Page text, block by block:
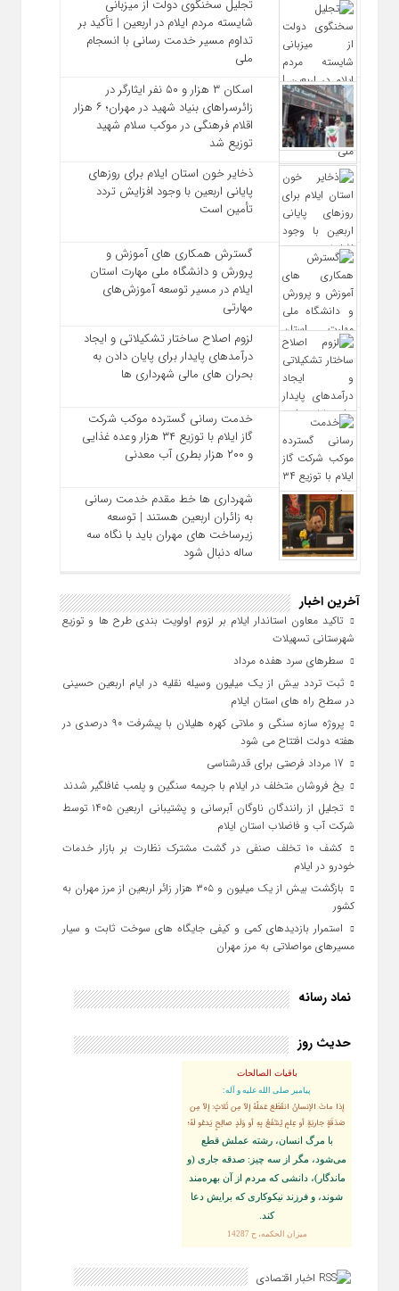
تجلیل سخنگوی دولت از میزبانی
شایسته مردم ایلام در اربعین | تأکید بر
تداوم مسیر خدمت‌ رسانی با انسجام
ملی
اسکان ۳ هزار و ۵۰ نفر ایثارگر در
زائرسراهای بنیاد شهید در مهران؛ ۶ هزار
اقلام فرهنگی در موکب سلام شهید
توزیع شد
ذخایر خون استان ایلام برای روزهای
پایانی اربعین با وجود افزایش تردد
تأمین است
گسترش همکاری‌ های آموزش و
پرورش و دانشگاه ملی مهارت استان
ایلام در مسیر توسعه آموزش‌های
مهارتی
لزوم اصلاح ساختار تشکیلاتی و ایجاد
درآمدهای پایدار برای پایان دادن به
بحران‌ های مالی شهرداری‌ ها
خدمت رسانی گسترده موکب شرکت
گاز ایلام با توزیع ۳۴ هزار وعده غذایی
و ۲۰۰ هزار بطری آب معدنی
شهرداری‌ ها خط مقدم خدمت ‌رسانی
به زائران اربعین هستند | توسعه
زیرساخت ‌های مهران باید با نگاه سه‌
ساله دنبال شود
آخرین اخبار
تاکید معاون استاندار ایلام بر لزوم اولویت‌ بندی طرح‌ ها و توزیع
شهرستانی تسهیلات
سطرهای سرد هفده مرداد
ثبت تردد بیش از یک میلیون وسیله نقلیه در ایام اربعین حسینی
در سطح راه‌ های استان ایلام
پروژه سازه سنگی و ملاتی کهره هلیلان با پیشرفت ۹۰ درصدی در
هفته دولت افتتاح می شود
یخ‌ فروشان متخلف در ایلام با جریمه سنگین و پلمب غافلگیر شدند
تجلیل از رانندگان ناوگان آبرسانی و پشتیبانی اربعین ۱۴۰۵ توسط
شرکت آب و فاضلاب استان ایلام
کشف ۱۰ تخلف صنفی در گشت مشترک نظارت بر بازار خدمات
خودرو در ایلام
بازگشت بیش از یک میلیون و ۳۰۵ هزار زائر اربعین از مرز مهران به
کشور
استمرار بازدیدهای کمی و کیفی جایگاه‌ های سوخت ثابت و سیار
مسیرهای مواصلاتی به مرز مهران
نماد رسانه
حدیث روز
باقیات الصالحات
پيامبر صلى‏ الله‏ عليه ‏و‏ آله:
إذا ماتَ الإنسانُ انقَطَعَ عَمَلُهُ إلاّ مِن ثَلاثٍ: إلاّ مِن
صَدَقَةٍ جاريَةٍ أو عِلمٍ يُنتَفَعُ بِهِ أو وَلَدٍ صالِحٍ يَدعُو لَهُ؛
با مرگ انسان، رشته عملش قطع
مى‌شود، مگر از سه چيز: صدقه جارى (و
ماندگار)، دانشى كه مردم از آن بهره‏‌مند
شوند، و فرزند نيكوكارى كه برايش دعا
كند.
ميزان الحكمه، ح 14287
اخبار اقتصادی